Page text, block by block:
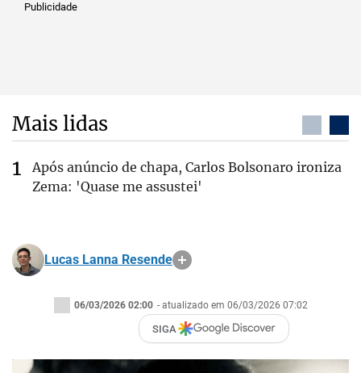
Publicidade
Mais lidas
Após anúncio de chapa, Carlos Bolsonaro ironiza
Zema: 'Quase me assustei'
Lucas Lanna Resende
06/03/2026 02:00 - atualizado em 06/03/2026 07:02
SIGA